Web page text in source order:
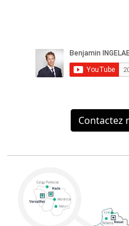
Contactez